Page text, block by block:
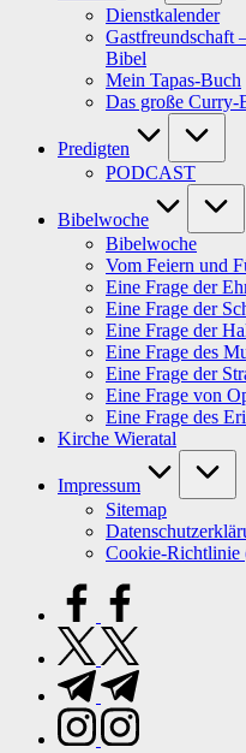
Dienstkalender
Gastfreundschaft
Bibel
Mein Tapas-Buch
Das große Curry-
Predigten
PODCAST
Bibelwoche
Bibelwoche
Vom Feiern und
Eine Frage der
Eine Frage der
Eine Frage der
Eine Frage des
Eine Frage der
Eine Frage von
Eine Frage des
Kirche Wieratal
Impressum
Sitemap
Cookie-Richtlinie
facebook.com
twitter.com
t.me
instagram.com